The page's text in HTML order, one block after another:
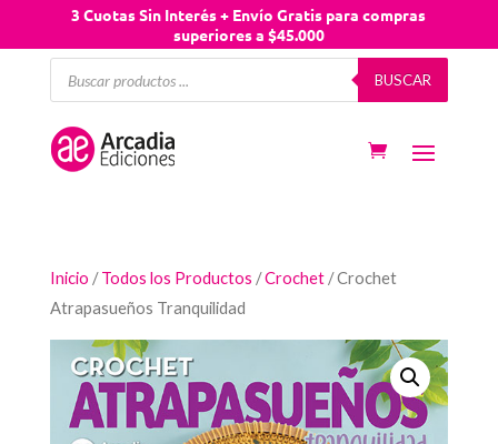
3 Cuotas Sin Interés + Envío Gratis para compras
superiores a $45.000
Búsqueda
productos
BUSCAR
Inicio /Todos los Productos /Crochet/ Crochet
Atrapasueños Tranquilidad